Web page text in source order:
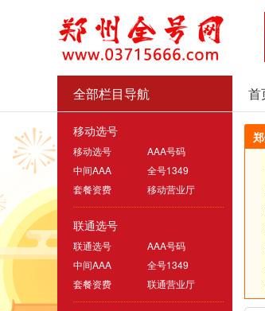
全部栏目导航 首
移动选号
移动选号
AAA号码
中间AAA
全号1349
套餐资费
移动营业厅
联通选号
联通选号
AAA号码
中间AAA
全号1349
套餐资费
联通营业厅